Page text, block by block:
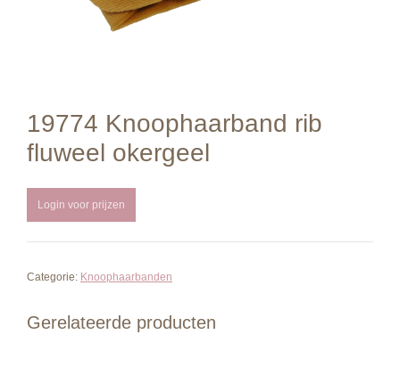
19774 Knoophaarband rib
fluweel okergeel
Login voor prijzen
Categorie: Knoophaarbanden
Gerelateerde producten